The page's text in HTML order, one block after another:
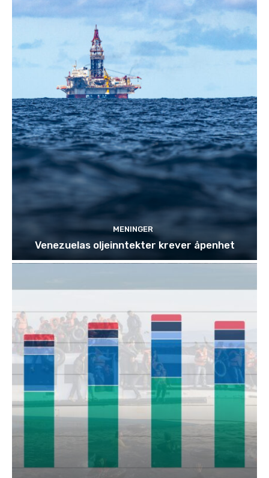
MENINGER
Venezuelas oljeinntekter krever åpenhet